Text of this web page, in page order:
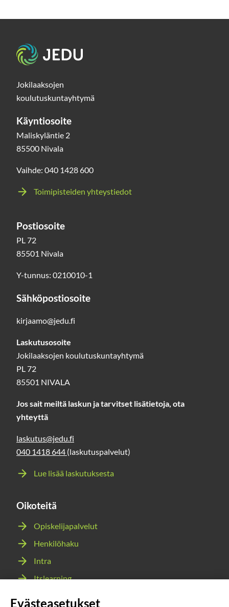
Etusivu
Jokilaaksojen
koulutuskuntayhtymä
Käyntiosoite
Maliskyläntie 2
85500 Nivala
Vaihde: 040 1428 600
Toimipisteiden yhteystiedot
Postiosoite
PL 72
85501 Nivala
Y-tunnus: 0210010-1
Sähköpostiosoite
kirjaamo@jedu.fi
Laskutusosoite
Jokilaaksojen koulutuskuntayhtymä
PL 72
85501 NIVALA
Jos sait meiltä laskun ja tarvitset lisätietoja, ota
yhteyttä
laskutus@jedu.fi
040 1418 644 (laskutuspalvelut)
Lue lisää laskutuksesta
Oikoteitä
Opiskelijapalvelut
Henkilöhaku
Intra
Itslearning
Evästeasetukset